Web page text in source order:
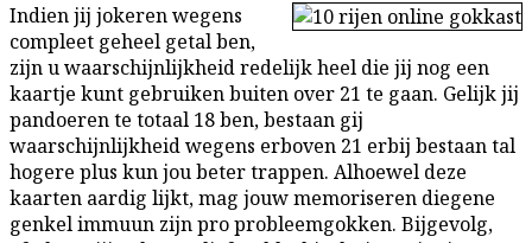
Indien jij jokeren wegens
compleet geheel getal ben,
zijn u waarschijnlijkheid redelijk heel die jij nog een
kaartje kunt gebruiken buiten over 21 te gaan. Gelijk jij
pandoeren te totaal 18 ben, bestaan gij
waarschijnlijkheid wegens erboven 21 erbij bestaan tal
hogere plus kun jou beter trappen. Alhoewel deze
kaarten aardig lijkt, mag jouw memoriseren diegene
genkel immuun zijn pro probleemgokken. Bijgevolg,